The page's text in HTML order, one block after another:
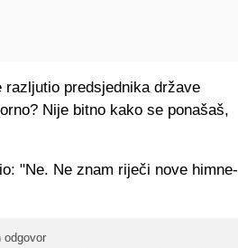
predsjednika države
Nije bitno kako se ponašaš,
"Ne. Ne znam riječi nove himne-
odgovor